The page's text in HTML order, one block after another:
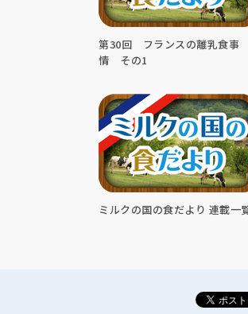
第30回 フランスの離乳食事
情 その1
ミルクの国の食だより 連載一